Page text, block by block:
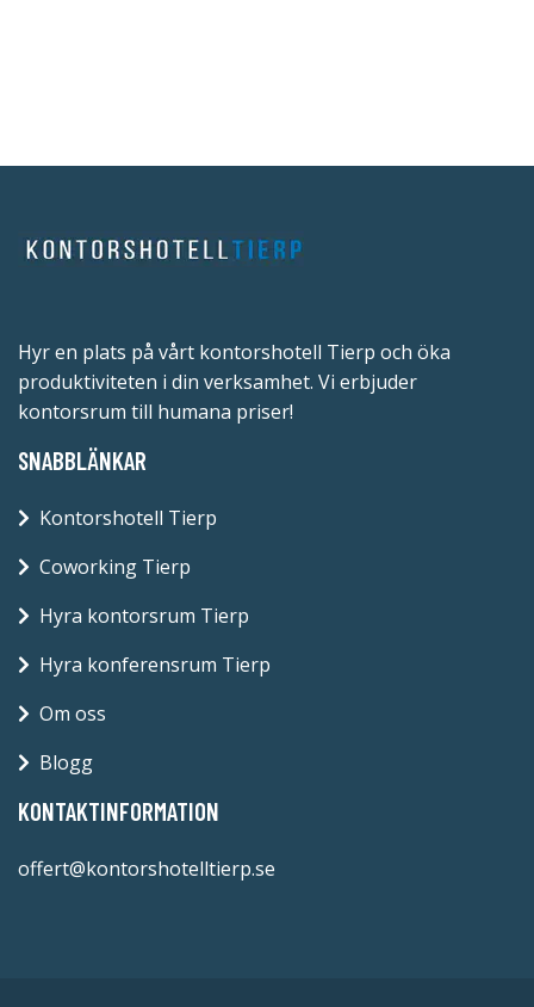
Hyr en plats på vårt kontorshotell Tierp och öka
produktiviteten i din verksamhet. Vi erbjuder
kontorsrum till humana priser!
SNABBLÄNKAR
Kontorshotell Tierp
Coworking Tierp
Hyra kontorsrum Tierp
Hyra konferensrum Tierp
Om oss
Blogg
KONTAKTINFORMATION
offert@kontorshotelltierp.se